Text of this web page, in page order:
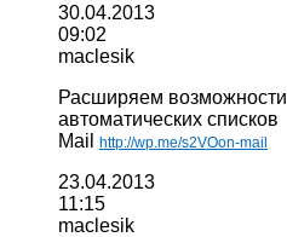
30.04.2013
09:02
maclesik
Расширяем возможности
автоматических списков
Mail
http://wp.me/s2VOon-mail
23.04.2013
11:15
maclesik